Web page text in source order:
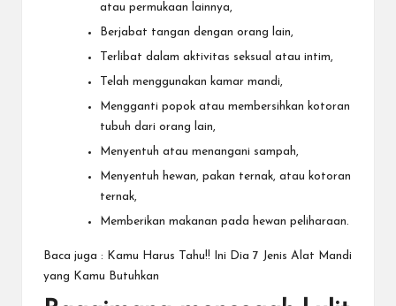
atau permukaan lainnya,
Berjabat tangan dengan orang lain,
Terlibat dalam aktivitas seksual atau intim,
Telah menggunakan kamar mandi,
Mengganti popok atau membersihkan kotoran
tubuh dari orang lain,
Menyentuh atau menangani sampah,
Menyentuh hewan, pakan ternak, atau kotoran
ternak,
Memberikan makanan pada hewan peliharaan.
Baca juga :
Kamu Harus Tahu!! Ini Dia 7 Jenis Alat Mandi
yang Kamu Butuhkan